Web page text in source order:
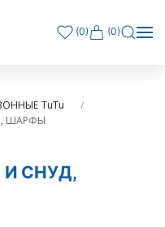
(0) (0)
TuTu
ШАРФЫ
СНУД,